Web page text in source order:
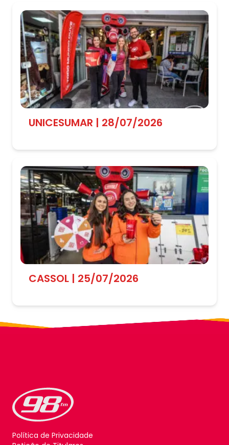
UNICESUMAR | 28/07/2026
CASSOL | 25/07/2026
Política de Privacidade